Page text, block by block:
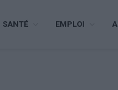
SANTÉ EMPLOI